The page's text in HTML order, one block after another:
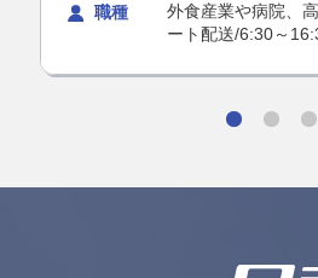
職種
外食産業や病院、
ート配送/6:30～